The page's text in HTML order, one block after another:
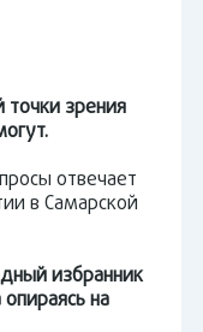
точки зрения
отвечает
в Самарской
избранник
на